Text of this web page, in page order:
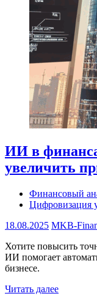
ИИ в
увеличить
Финансовый
Цифровизация
18.08.2025 MKB-
Хотите повысить
ИИ помогает
бизнесе.
Читать далее